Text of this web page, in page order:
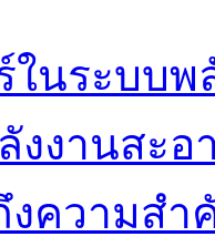
ในระบบ
งงานสะอ
งความสำ